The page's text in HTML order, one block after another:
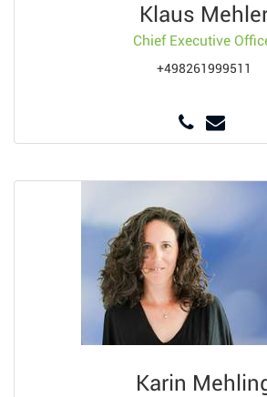
Klaus
Chief Executive
+498261999511
Karin